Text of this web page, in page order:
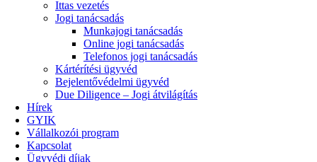
Ittas vezetés
Jogi tanácsadás
Munkajogi tanácsadás
Online jogi tanácsadás
Telefonos jogi tanácsadás
Kártérítési ügyvéd
Bejelentővédelmi ügyvéd
Due Diligence – Jogi átvilágítás
Hírek
GYIK
Vállalkozói program
Kapcsolat
Ügyvédi díjak